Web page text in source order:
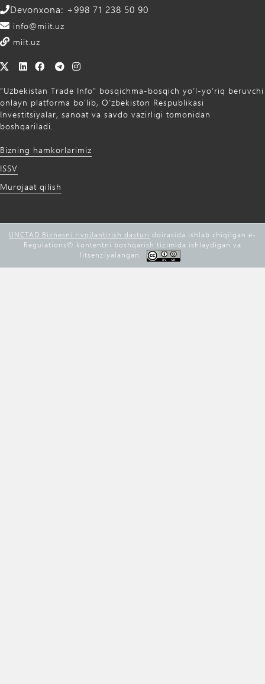
Devonxona: +998 71 238 50 90
info@miit.uz
miit.uz
“Uzbekistan Trade Info” bosqichma-bosqich yo‘l-yo‘riq beruvchi
onlayn platforma bo‘lib, O‘zbekiston Respublikasi
Investitsiyalar, sanoat va savdo vazirligi tomonidan
boshqariladi.
Bizning hamkorlarimiz
ISSV
Murojaat qilish
UNCTAD Biznesni rivojlantirish dasturi doirasida ishlab chiqilgan e-
Regulations©️ kontentni boshqarish tizimida ishlaydigan va
litsenziyalangan